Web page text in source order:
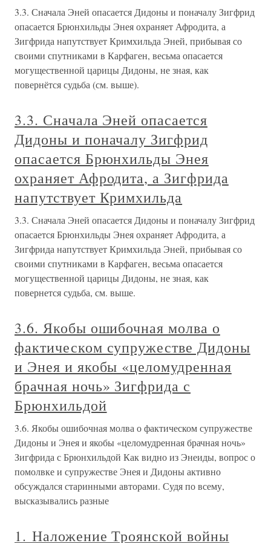
3.3. Сначала Эней опасается Дидоны и поначалу Зигфрид
опасается Брюнхильды Энея охраняет Афродита, а
Зигфрида напутствует Кримхильда Эней, прибывая со
своими спутниками в Карфаген, весьма опасается
могущественной царицы Дидоны, не зная, как
повернётся судьба (см. выше).
3.3. Сначала Эней опасается
Дидоны и поначалу Зигфрид
опасается Брюнхильды Энея
охраняет Афродита, а Зигфрида
напутствует Кримхильда
3.3. Сначала Эней опасается Дидоны и поначалу Зигфрид
опасается Брюнхильды Энея охраняет Афродита, а
Зигфрида напутствует Кримхильда Эней, прибывая со
своими спутниками в Карфаген, весьма опасается
могущественной царицы Дидоны, не зная, как
повернется судьба, см. выше.
3.6. Якобы ошибочная молва о
фактическом супружестве Дидоны
и Энея и якобы «целомудренная
брачная ночь» Зигфрида с
Брюнхильдой
3.6. Якобы ошибочная молва о фактическом супружестве
Дидоны и Энея и якобы «целомудренная брачная ночь»
Зигфрида с Брюнхильдой Как видно из Энеиды, вопрос о
помолвке и супружестве Энея и Дидоны активно
обсуждался старинными авторами. Судя по всему,
высказывались разные
1. Наложение Троянской войны